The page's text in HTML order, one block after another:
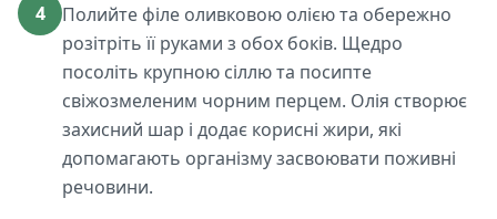
4
Полийте філе оливковою олією та обережно
розітріть її руками з обох боків. Щедро
посоліть крупною сіллю та посипте
свіжозмеленим чорним перцем. Олія створює
захисний шар і додає корисні жири, які
допомагають організму засвоювати поживні
речовини.